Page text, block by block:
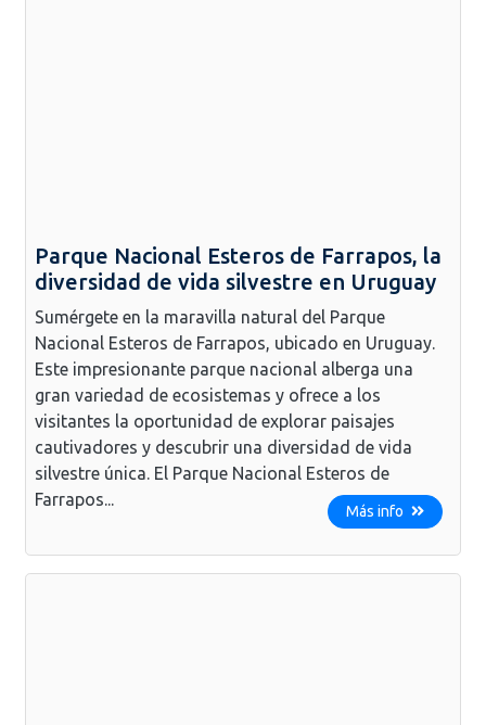
Parque Nacional Esteros de Farrapos, la
diversidad de vida silvestre en Uruguay
Sumérgete en la maravilla natural del Parque
Nacional Esteros de Farrapos, ubicado en Uruguay.
Este impresionante parque nacional alberga una
gran variedad de ecosistemas y ofrece a los
visitantes la oportunidad de explorar paisajes
cautivadores y descubrir una diversidad de vida
silvestre única. El Parque Nacional Esteros de
Farrapos...
Más info